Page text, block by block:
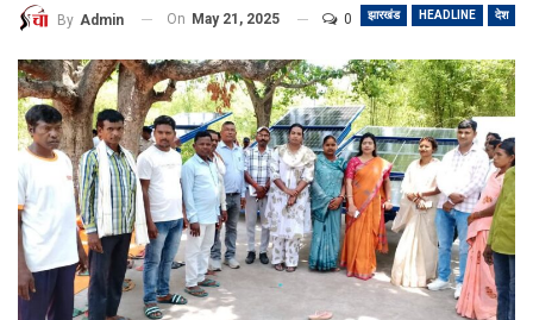
झारखंड HEADLINE देश
By Admin On May 21, 2025 0